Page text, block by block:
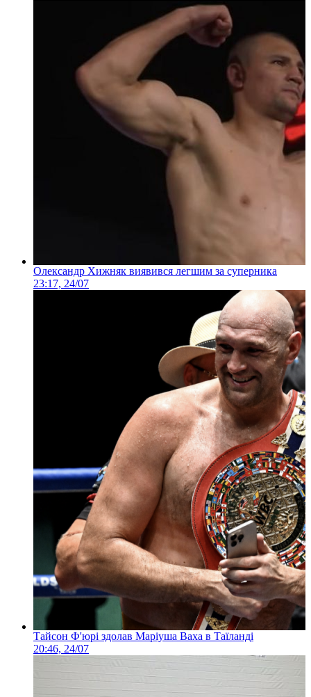
Олександр Хижняк виявився легшим за суперника
23:17, 24/07
Тайсон Ф'юрі здолав Маріуша Ваха в Таїланді
20:46, 24/07